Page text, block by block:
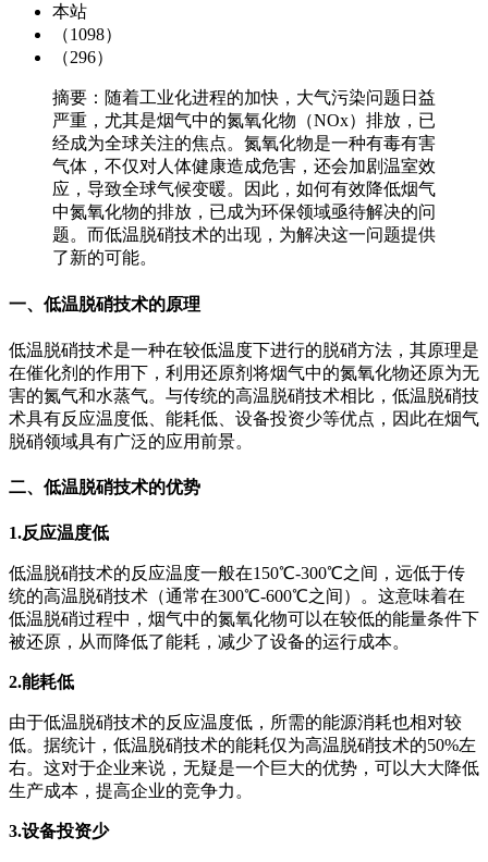
本站
（1098）
（296）
摘要：​随着工业化进程的加快，大气污染问题日益
严重，尤其是烟气中的氮氧化物（NOx）排放，已
经成为全球关注的焦点。氮氧化物是一种有毒有害
气体，不仅对人体健康造成危害，还会加剧温室效
应，导致全球气候变暖。因此，如何有效降低烟气
中氮氧化物的排放，已成为环保领域亟待解决的问
题。而低温脱硝技术的出现，为解决这一问题提供
了新的可能。
一、低温脱硝技术的原理
低温脱硝技术是一种在较低温度下进行的脱硝方法，其原理是
在催化剂的作用下，利用还原剂将烟气中的氮氧化物还原为无
害的氮气和水蒸气。与传统的高温脱硝技术相比，低温脱硝技
术具有反应温度低、能耗低、设备投资少等优点，因此在烟气
脱硝领域具有广泛的应用前景。
二、低温脱硝技术的优势
1.反应温度低
低温脱硝技术的反应温度一般在150℃-300℃之间，远低于传
统的高温脱硝技术（通常在300℃-600℃之间）。这意味着在
低温脱硝过程中，烟气中的氮氧化物可以在较低的能量条件下
被还原，从而降低了能耗，减少了设备的运行成本。
2.能耗低
由于低温脱硝技术的反应温度低，所需的能源消耗也相对较
低。据统计，低温脱硝技术的能耗仅为高温脱硝技术的50%左
右。这对于企业来说，无疑是一个巨大的优势，可以大大降低
生产成本，提高企业的竞争力。
3.设备投资少